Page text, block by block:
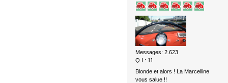
Messages: 2.623
Q.I.: 11
Blonde et alors ! La Marcelline
vous salue !!